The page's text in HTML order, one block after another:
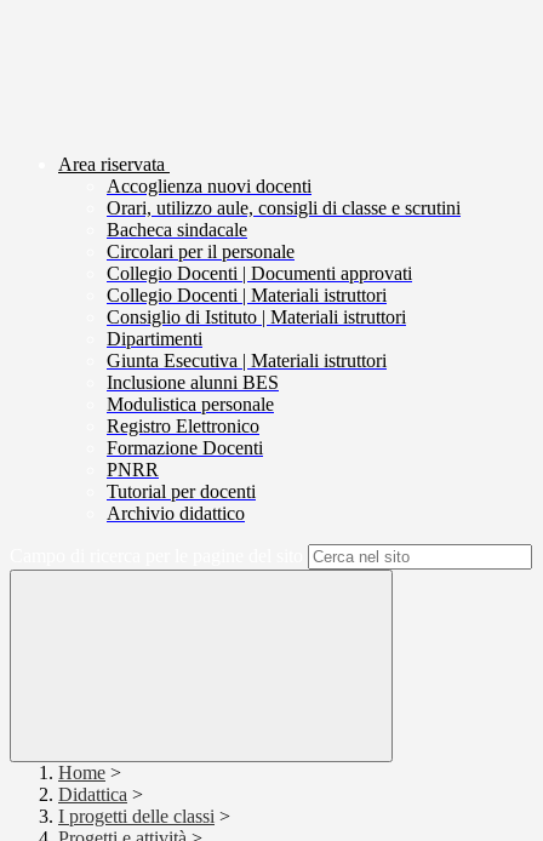
Area riservata
Accoglienza nuovi docenti
Orari, utilizzo aule, consigli di classe e scrutini
Bacheca sindacale
Circolari per il personale
Collegio Docenti | Documenti approvati
Collegio Docenti | Materiali istruttori
Consiglio di Istituto | Materiali istruttori
Dipartimenti
Giunta Esecutiva | Materiali istruttori
Inclusione alunni BES
Modulistica personale
Registro Elettronico
Formazione Docenti
PNRR
Tutorial per docenti
Archivio didattico
Home >
Didattica >
I progetti delle classi >